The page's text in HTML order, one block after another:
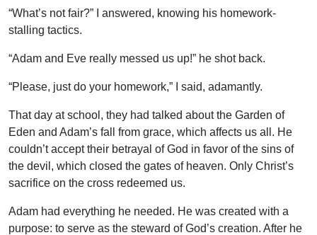
“What’s not fair?” I answered, knowing his homework-
stalling tactics.
“Adam and Eve really messed us up!” he shot back.
“Please, just do your homework,” I said, adamantly.
That day at school, they had talked about the Garden of
Eden and Adam’s fall from grace, which affects us all. He
couldn’t accept their betrayal of God in favor of the sins of
the devil, which closed the gates of heaven. Only Christ’s
sacrifice on the cross redeemed us.
Adam had everything he needed. He was created with a
purpose: to serve as the steward of God’s creation. After he